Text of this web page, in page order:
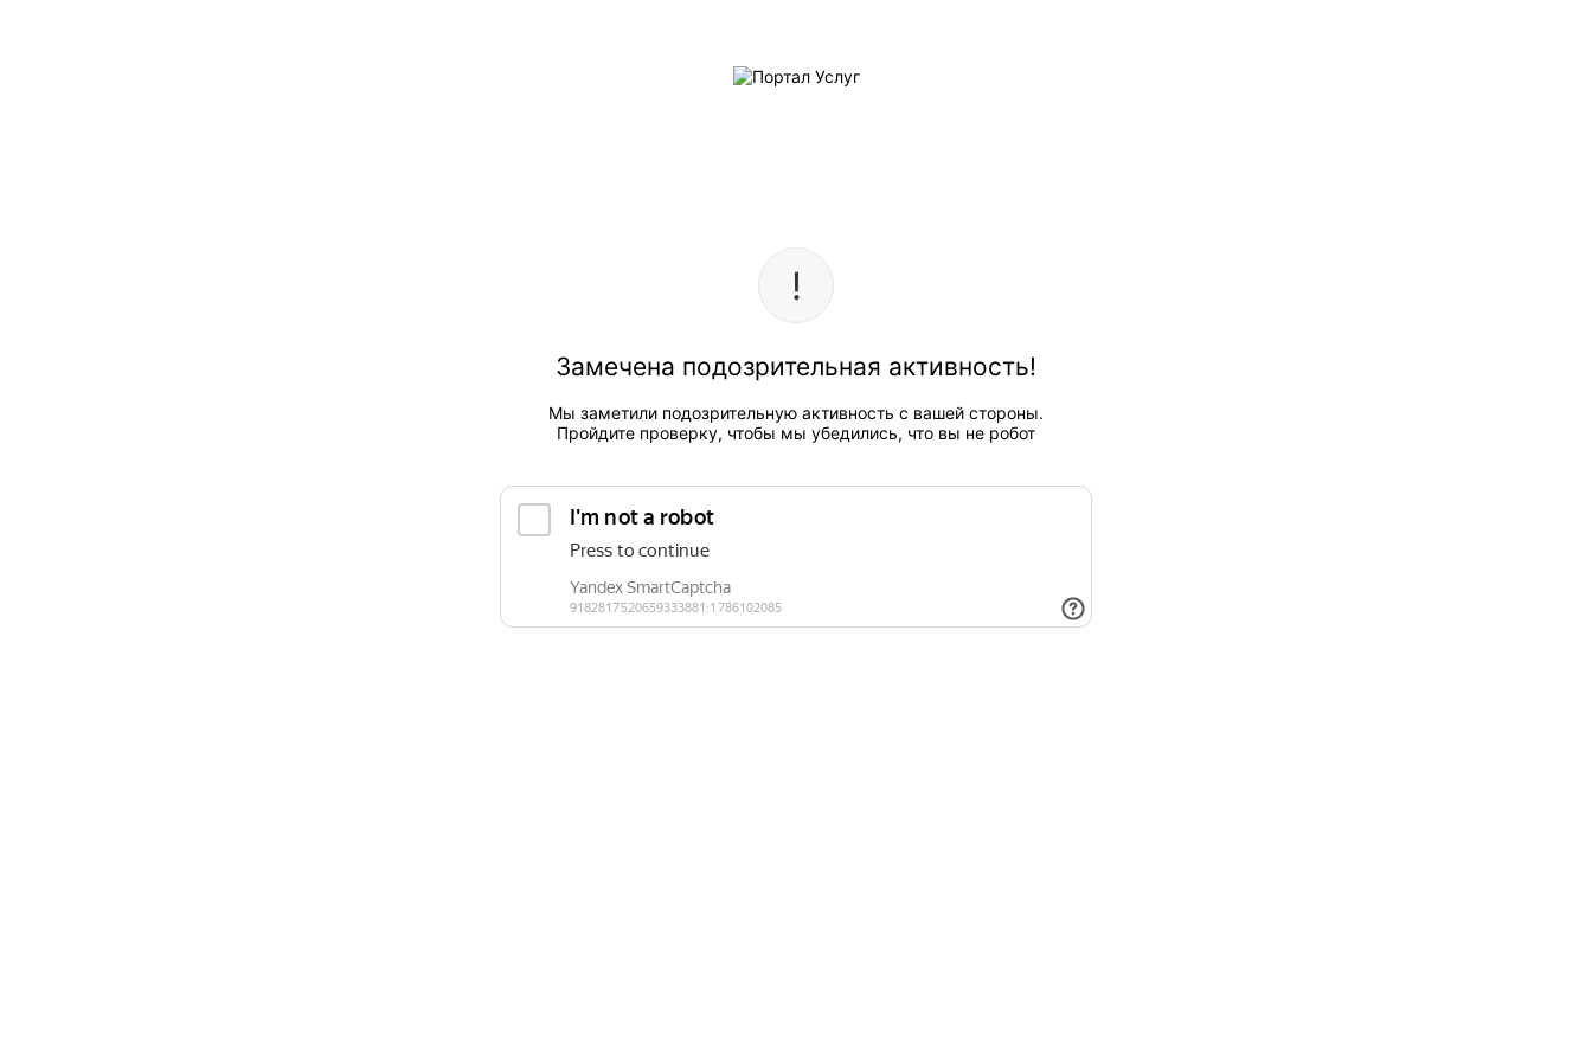
Замечена подозрительная активность!
Мы заметили подозрительную активность с вашей стороны.
Пройдите проверку, чтобы мы убедились, что вы не робот